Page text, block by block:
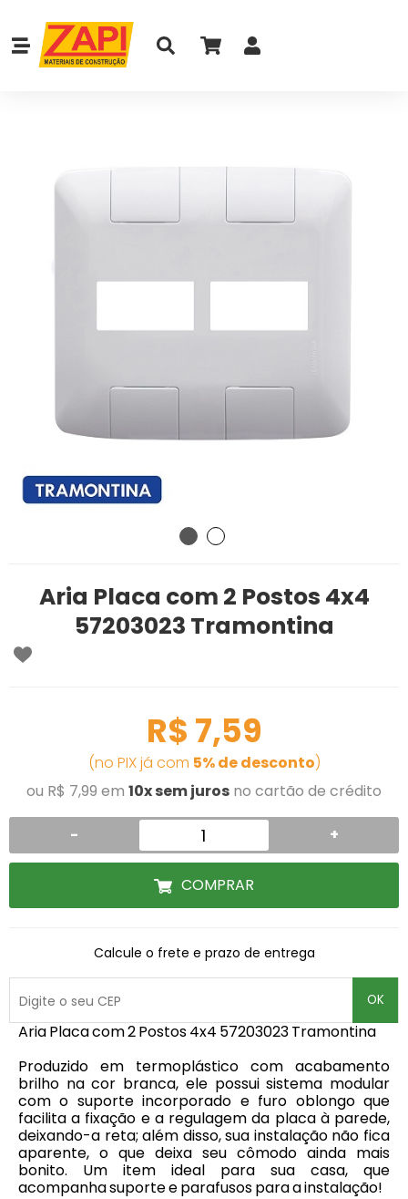
Aria Placa com 2 Postos 4x4
57203023 Tramontina
R$ 7,59
(no PIX já com 5% de desconto)
ou R$ 7,99 em 10x sem juros no cartão de crédito
- +
COMPRAR
Calcule o frete e prazo de entrega
OK
Aria Placa com 2 Postos 4x4 57203023 Tramontina
Produzido em termoplástico com acabamento
brilho na cor branca, ele possui sistema modular
com o suporte incorporado e furo oblongo que
facilita a fixação e a regulagem da placa à parede,
deixando-a reta; além disso, sua instalação não fica
aparente, o que deixa seu cômodo ainda mais
bonito. Um item ideal para sua casa, que
acompanha suporte e parafusos para a instalação!